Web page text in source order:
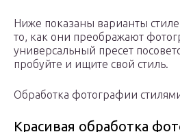
Ниже показаны варианты
то, как они преображают
универсальный пресет
пробуйте и ищите свой стиль.
Обработка фотографии
Красивая обработка